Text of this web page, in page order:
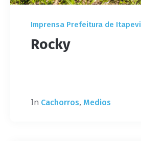
Imprensa Prefeitura de Itapevi
Rocky
In Cachorros, Medios